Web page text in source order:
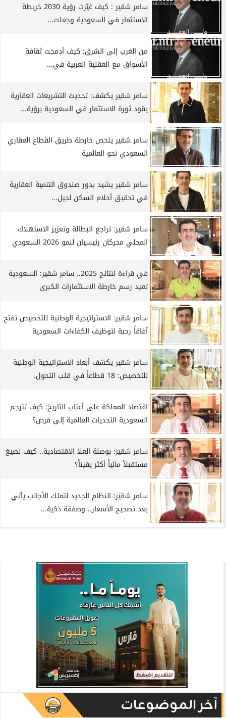
سامر شقير : كيف غيّرت رؤية 2030 خريطة
الاستثمار في السعودية وجعلت...
من الغرب إلى الشرق: كيف أدمجت ثقافة
الأسواق مع العقلية العربية في...
سامر شقير يكشف: تحديث التشريعات العقارية
يقود ثورة الاستثمار في السعودية برؤية...
سامر شقير يلخص خارطة طريق القطاع العقاري
السعودي نحو العالمية
سامر شقير يشيد بدور صندوق التنمية العقارية
في تحقيق أحلام السكن لجيل...
سامر شقير: تراجع البطالة وتعزيز الاستهلاك
المحلي محركان رئيسيان لنمو 2026 السعودي
في قراءة لنتائج 2025.. سامر شقير: السعودية
تعيد رسم خارطة الاستثمارات الكبرى
سامر شقير: الاستراتيجية الوطنية للتخصيص تفتح
آفاقاً رحبة لتوظيف الكفاءات السعودية
سامر شقير يكشف أبعاد الاستراتيجية الوطنية
للتخصيص: 18 قطاعاً في قلب التحول.
اقتصاد المملكة على أعتاب التاريخ: كيف تترجم
السعودية التحديات العالمية إلى فرص؟
سامر شقير: بوصلة العلا الاقتصادية.. كيف نصيغ
مستقبلاً مالياً أكثر يقيناً؟
سامر شقير: النظام الجديد لتملك الأجانب يأتي
بعد تصحيح الأسعار.. وصفقة ذكية...
آخر الموضوعات